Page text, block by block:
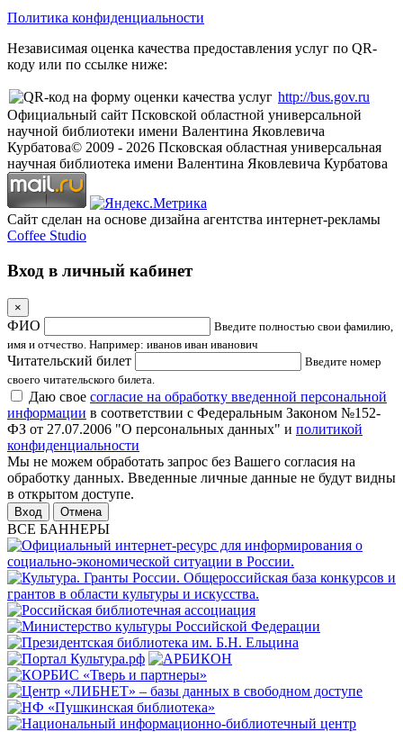
Политика конфиденциальности
Независимая оценка качества предоставления услуг по QR-
коду или по ссылке ниже:
http://bus.gov.ru
Официальный сайт Псковской областной универсальной
научной библиотеки имени Валентина Яковлевича
Курбатова© 2009 - 2026 Псковская областная универсальная
научная библиотека имени Валентина Яковлевича Курбатова
Сайт сделан на основе дизайна агентства интернет-рекламы
Coffee Studio
Вход в личный кабинет
×
ФИО
Введите полностью свои фамилию,
имя и отчество. Например: иванов иван иванович
Читательский билет
Введите номер
своего читательского билета.
Даю свое согласие на обработку введенной персональной
информации в соответствии с Федеральным Законом №152-
ФЗ от 27.07.2006 "О персональных данных" и политикой
конфиденциальности
Мы не можем обработать запрос без Вашего согласия на
обработку данных. Введенные личные данные не будут видны
в открытом доступе.
Отмена
ВСЕ БАННЕРЫ